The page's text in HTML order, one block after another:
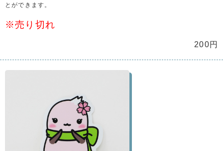
とができます。
※売り切れ
200円